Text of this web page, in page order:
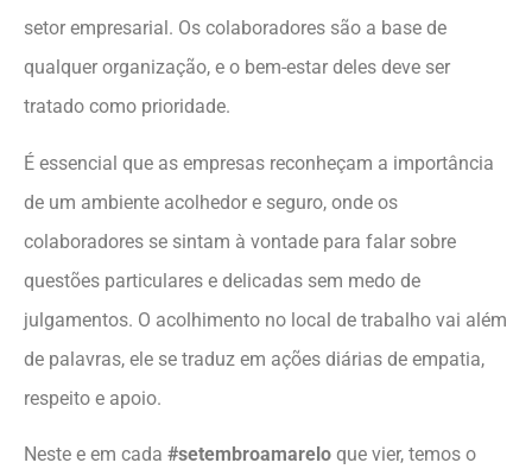
setor empresarial. Os colaboradores são a base de
qualquer organização, e o bem-estar deles deve ser
tratado como prioridade.
É essencial que as empresas reconheçam a importância
de um ambiente acolhedor e seguro, onde os
colaboradores se sintam à vontade para falar sobre
questões particulares e delicadas sem medo de
julgamentos. O acolhimento no local de trabalho vai além
de palavras, ele se traduz em ações diárias de empatia,
respeito e apoio.
Neste e em cada #setembroamarelo que vier, temos o